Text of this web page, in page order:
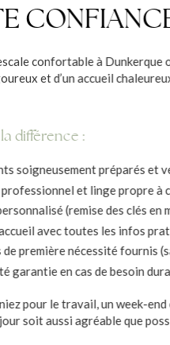
confortable à Dunkerque
et d’un accueil
différence :
soigneusement préparés et
et linge propre à
(remise des clés
avec toutes les infos
de première nécessité fournis
garantie en cas de besoin
pour le travail, un week-
soit aussi agréable que